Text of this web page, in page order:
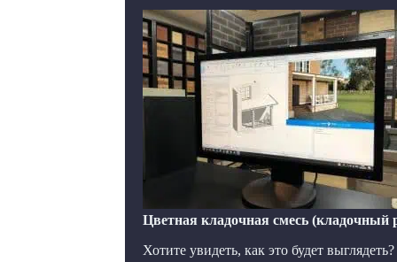
Цветная кладочная смесь (кладочный
Хотите увидеть, как это будет